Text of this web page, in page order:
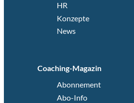
HR
Konzepte
News
Coaching-Magazin
Abonnement
Abo-Info